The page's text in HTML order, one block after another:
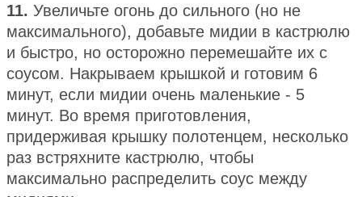
11. Увеличьте огонь до сильного (но не
максимального), добавьте мидии в кастрюлю
и быстро, но осторожно перемешайте их с
соусом. Накрываем крышкой и готовим 6
минут, если мидии очень маленькие - 5
минут. Во время приготовления,
придерживая крышку полотенцем, несколько
раз встряхните кастрюлю, чтобы
максимально распределить соус между